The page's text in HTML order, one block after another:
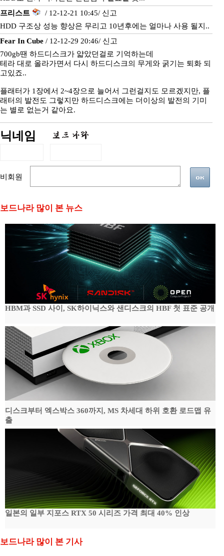
프리스트
/ 12-12-21 10:45/ 신고
HDD 구조상 성능 향상은 무리고 10년후에는 얼마나 사용 될지..
Fear In Cube / 12-12-29 20:46/ 신고
700gb땐 하드디스크가 얇았던걸로 기억하는데
테라 대로 올라가면서 다시 하드디스크의 무게와 굵기는 퇴화 되
고있죠..
플래터가 1장에서 2~4장으로 늘어서 그런걸지도 모르겠지만, 플
래터의 발전도 그렇지만 하드디스크에는 더이상의 발전의 기미
는 별로 없는거 같아요.
닉네임
비회원
보드나라 많이 본 뉴스
HBM과 SSD 사이, SK하이닉스와 샌디스크의 HBF 첫 표준 공개
디스크부터 엑스박스 360까지, MS 차세대 하위 호환 로드맵 유
출
일본의 일부 지포스 RTX 50 시리즈 가격 최대 40% 인상
보드나라 많이 본 기사